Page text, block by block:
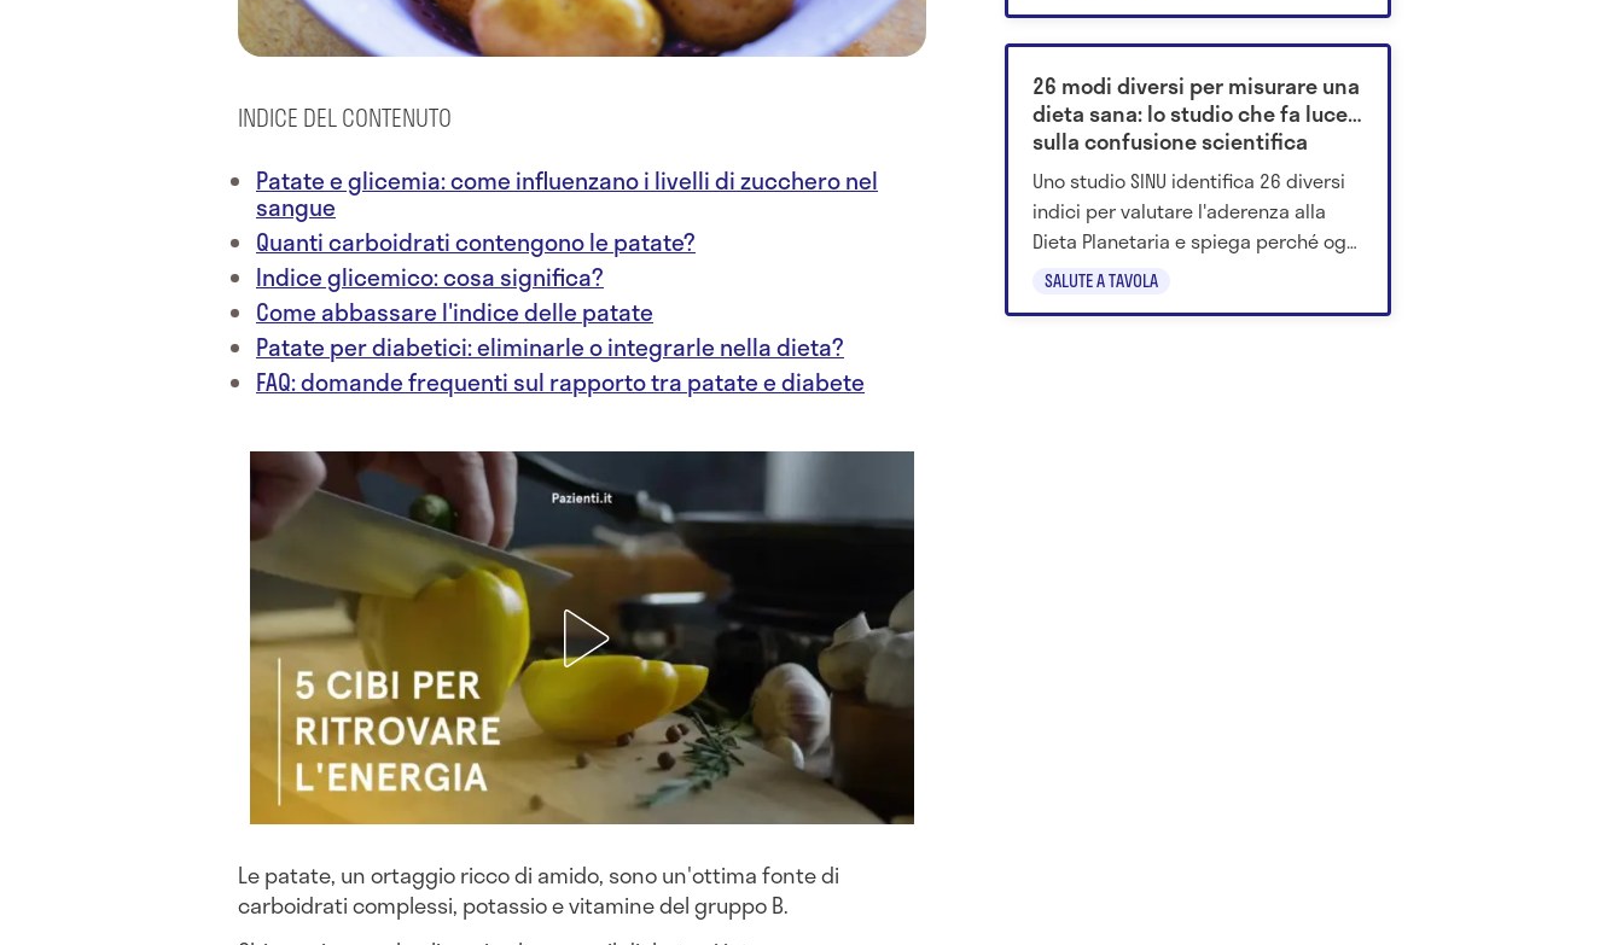
INDICE DEL CONTENUTO
Patate e glicemia: come influenzano i livelli di zucchero nel
sangue
Quanti carboidrati contengono le patate?
Indice glicemico: cosa significa?
Come abbassare l'indice delle patate
Patate per diabetici: eliminarle o integrarle nella dieta?
FAQ: domande frequenti sul rapporto tra patate e diabete
Le patate, un ortaggio ricco di amido, sono un'ottima fonte di
carboidrati complessi, potassio e vitamine del gruppo B.
SALUTE A TAVOLA
26 modi diversi per misurare una
dieta sana: lo studio che fa luce
sulla confusione scientifica
Uno studio SINU identifica 26 diversi
indici per valutare l'aderenza alla
Dieta Planetaria e spiega perché oggi
confrontare le ricerche è difficile